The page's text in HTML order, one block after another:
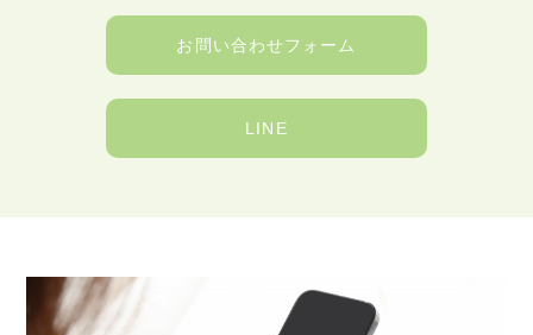
お問い合わせフォーム
LINE